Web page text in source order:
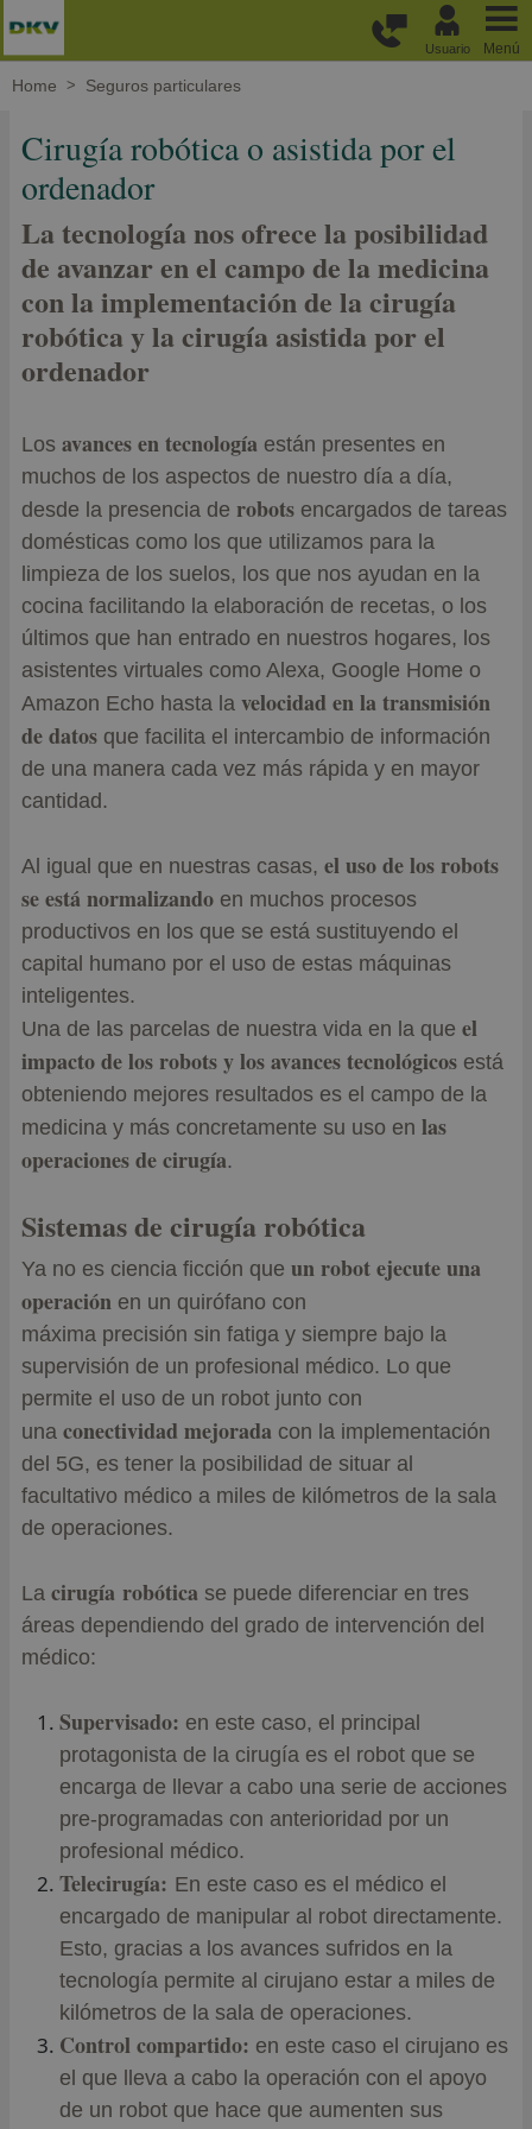
Usuario Menú
Home Seguros particulares
Cirugía robótica o asistida por el
ordenador
La tecnología nos ofrece la posibilidad
de avanzar en el campo de la medicina
con la implementación de la cirugía
robótica y la cirugía asistida por el
ordenador
Los avances en tecnología están presentes en
muchos de los aspectos de nuestro día a día,
desde la presencia de robots encargados de tareas
domésticas como los que utilizamos para la
limpieza de los suelos, los que nos ayudan en la
cocina facilitando la elaboración de recetas, o los
últimos que han entrado en nuestros hogares, los
asistentes virtuales como Alexa, Google Home o
Amazon Echo hasta la velocidad en la transmisión
de datos que facilita el intercambio de información
de una manera cada vez más rápida y en mayor
cantidad.
Al igual que en nuestras casas, el uso de los robots
se está normalizando en muchos procesos
productivos en los que se está sustituyendo el
capital humano por el uso de estas máquinas
inteligentes.
Una de las parcelas de nuestra vida en la que el
impacto de los robots y los avances tecnológicos está
obteniendo mejores resultados es el campo de la
medicina y más concretamente su uso en las
operaciones de cirugía.
Sistemas de cirugía robótica
Ya no es ciencia ficción que un robot ejecute una
operación en un quirófano con
máxima precisión sin fatiga y siempre bajo la
supervisión de un profesional médico. Lo que
permite el uso de un robot junto con
una conectividad mejorada con la implementación
del 5G, es tener la posibilidad de situar al
facultativo médico a miles de kilómetros de la sala
de operaciones.
La cirugía robótica se puede diferenciar en tres
áreas dependiendo del grado de intervención del
médico:
Supervisado: en este caso, el principal
protagonista de la cirugía es el robot que se
encarga de llevar a cabo una serie de acciones
pre-programadas con anterioridad por un
profesional médico.
Telecirugía: En este caso es el médico el
encargado de manipular al robot directamente.
Esto, gracias a los avances sufridos en la
tecnología permite al cirujano estar a miles de
kilómetros de la sala de operaciones.
Control compartido: en este caso el cirujano es
el que lleva a cabo la operación con el apoyo
de un robot que hace que aumenten sus